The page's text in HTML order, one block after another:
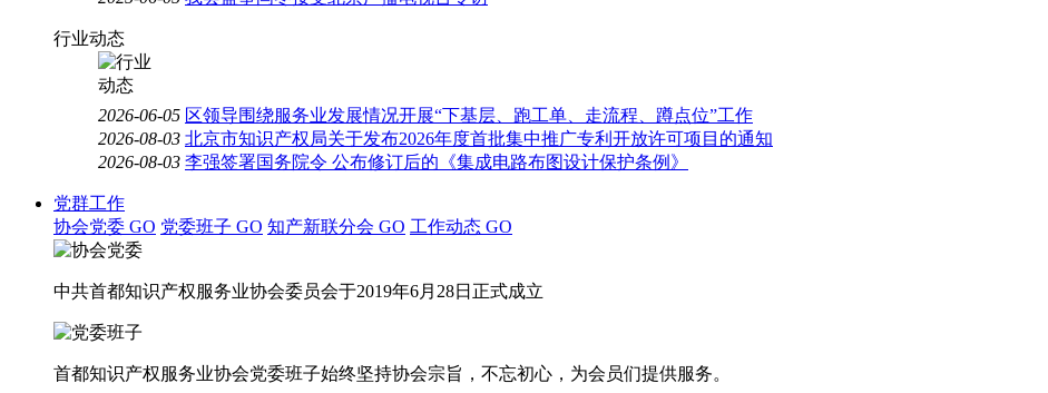
行业动态
2026-06-05 区领导围绕服务业发展情况开展“下基层、跑工单、走流程、蹲点位”工作
2026-08-03 北京市知识产权局关于发布2026年度首批集中推广专利开放许可项目的通知
2026-08-03 李强签署国务院令 公布修订后的《集成电路布图设计保护条例》
党群工作
协会党委 GO 党委班子 GO 知产新联分会 GO 工作动态 GO
中共首都知识产权服务业协会委员会于2019年6月28日正式成立
首都知识产权服务业协会党委班子始终坚持协会宗旨，不忘初心，为会员们提供服务。